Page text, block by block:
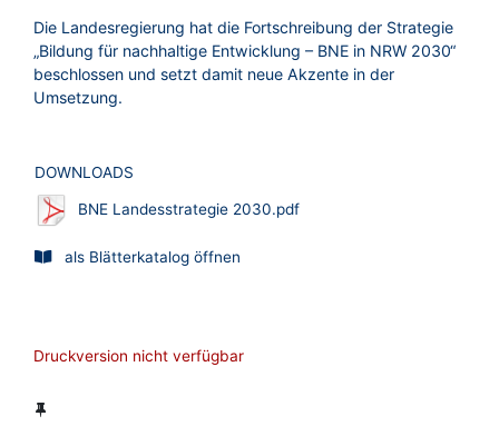
Die Landesregierung hat die Fortschreibung der Strategie
„Bildung für nachhaltige Entwicklung – BNE in NRW 2030“
beschlossen und setzt damit neue Akzente in der
Umsetzung.
DOWNLOADS
BNE Landesstrategie 2030.pdf
als Blätterkatalog öffnen
Druckversion nicht verfügbar